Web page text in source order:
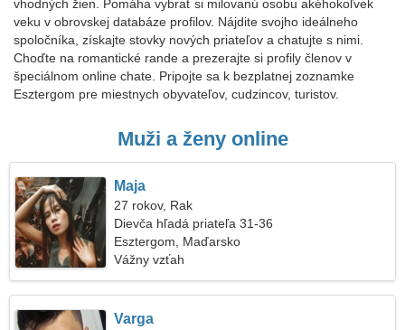
vhodných žien. Pomáha vybrať si milovanú osobu akéhokoľvek
veku v obrovskej databáze profilov. Nájdite svojho ideálneho
spoločníka, získajte stovky nových priateľov a chatujte s nimi.
Choďte na romantické rande a prezerajte si profily členov v
špeciálnom online chate. Pripojte sa k bezplatnej zoznamke
Esztergom pre miestnych obyvateľov, cudzincov, turistov.
Muži a ženy online
Maja
27 rokov, Rak
Dievča hľadá priateľa 31-36
Esztergom, Maďarsko
Vážny vzťah
Varga